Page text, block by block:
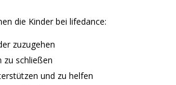
die Kinder bei lifedance:
zuzugehen
zu schließen
und zu helfen